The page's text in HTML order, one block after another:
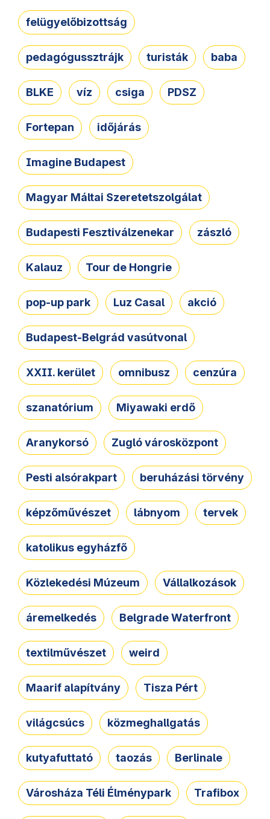
felügyelőbizottság
pedagógussztrájk turisták baba
BLKE víz csiga PDSZ
Fortepan időjárás
Imagine Budapest
Magyar Máltai Szeretetszolgálat
Budapesti Fesztiválzenekar zászló
Kalauz Tour de Hongrie
pop-up park Luz Casal akció
Budapest-Belgrád vasútvonal
XXII. kerület omnibusz cenzúra
szanatórium Miyawaki erdő
Aranykorsó Zugló városközpont
Pesti alsórakpart beruházási törvény
képzőművészet lábnyom tervek
katolikus egyházfő
Közlekedési Múzeum Vállalkozások
áremelkedés Belgrade Waterfront
textilművészet weird
Maarif alapítvány Tisza Pért
világcsúcs közmeghallgatás
kutyafuttató taozás Berlinale
Városháza Téli Élménypark Trafibox